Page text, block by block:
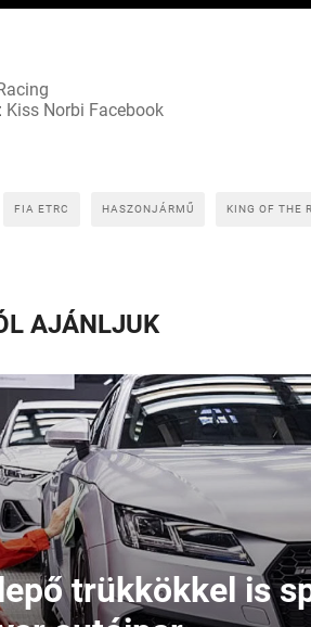
Kiss Norbi Facebook
FIA ETRC HASZONJÁRMŰ KING OF THE
AJÁNLJUK
trükkökkel is